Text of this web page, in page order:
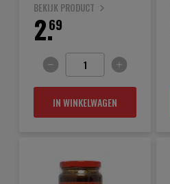
BEKIJK PRODUCT
69
2.
IN WINKELWAGEN